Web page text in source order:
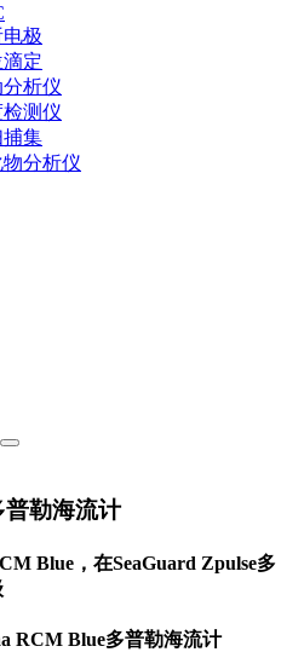
极
定
析仪
测仪
捕集
分析仪
勒海流计
Blue，在SeaGuard Zpulse多
RCM Blue多普勒海流计